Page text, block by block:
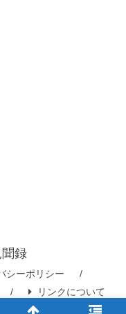
録
シーポリシー
リンクについて